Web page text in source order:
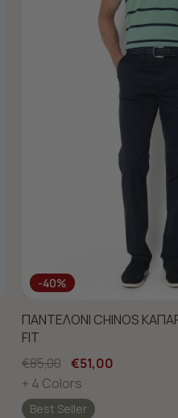
-40%
ΠΑΝΤΕΛΟΝΙ CHINOS
FIT
€85,00 €51,00
+ 4 Colors
Best Seller